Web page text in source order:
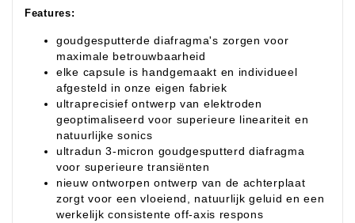
Features:
goudgesputterde diafragma's zorgen voor
maximale betrouwbaarheid
elke capsule is handgemaakt en individueel
afgesteld in onze eigen fabriek
ultraprecisief ontwerp van elektroden
geoptimaliseerd voor superieure lineariteit en
natuurlijke sonics
ultradun 3-micron goudgesputterd diafragma
voor superieure transiënten
nieuw ontworpen ontwerp van de achterplaat
zorgt voor een vloeiend, natuurlijk geluid en een
werkelijk consistente off-axis respons